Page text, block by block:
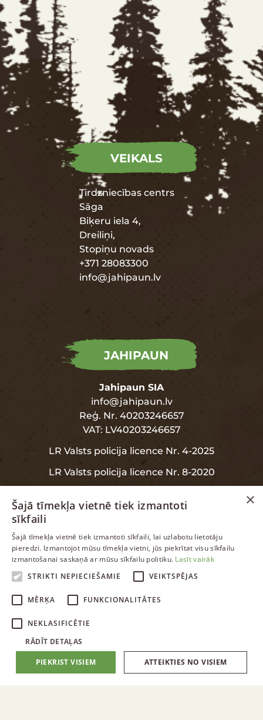
VEIKALS
Tirdzniecības centrs
Sāga
Biķeru iela 4,
Dreiliņi,
Stopiņu novads
+371 28083300
info@jahipaun.lv
JAHIPAUN
Jahipaun SIA
info@jahipaun.lv
Reģ. Nr. 40203246657
VAT: LV40203246657
LR Valsts policija licence Nr. 4-2025
LR Valsts policija licence Nr. 8-2020
INFORMĀCIJA
Garantija
ENGLISH
×
Šajā tīmekļa vietnē tiek izmantoti
sīkfaili
Šajā tīmekļa vietnē tiek izmantoti sīkfaili, lai uzlabotu lietotāju
pieredzi. Izmantojot mūsu tīmekļa vietni, jūs piekrītat visu sīkfailu
izmantošanai saskaņā ar mūsu sīkfailu politiku. Lasīt vairāk
STRIKTI NEPIECIEŠAMIE
VEIKTSPĒJAS
MĒRĶA FUNKCIONALITĀTES
NEKLASIFICĒTIE
RĀDĪT DETAĻAS
PIEKRIST VISIEM ATTEIKTIES NO VISIEM